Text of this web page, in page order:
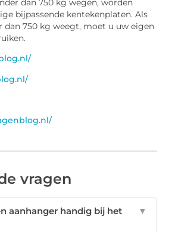
dan 750 kg wegen, worden
bijpassende kentekenplaten. Als
dan 750 kg weegt, moet u uw eigen
vragen
aanhanger handig bij het
▼